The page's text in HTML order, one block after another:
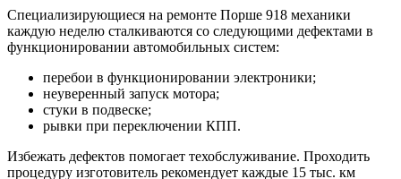
Специализирующиеся на ремонте Порше 918 механики
каждую неделю сталкиваются со следующими дефектами в
функционировании автомобильных систем:
перебои в функционировании электроники;
неуверенный запуск мотора;
стуки в подвеске;
рывки при переключении КПП.
Избежать дефектов помогает техобслуживание. Проходить
процедуру изготовитель рекомендует каждые 15 тыс. км